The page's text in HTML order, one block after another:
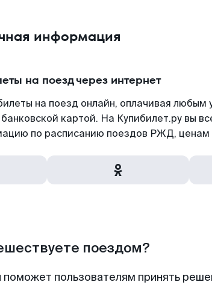
информация
на поезд через интернет
на поезд онлайн, оплачивая любым
картой. На Купибилет.ру вы
по расписанию поездов РЖД, ценам
поездом?
пользователям принять